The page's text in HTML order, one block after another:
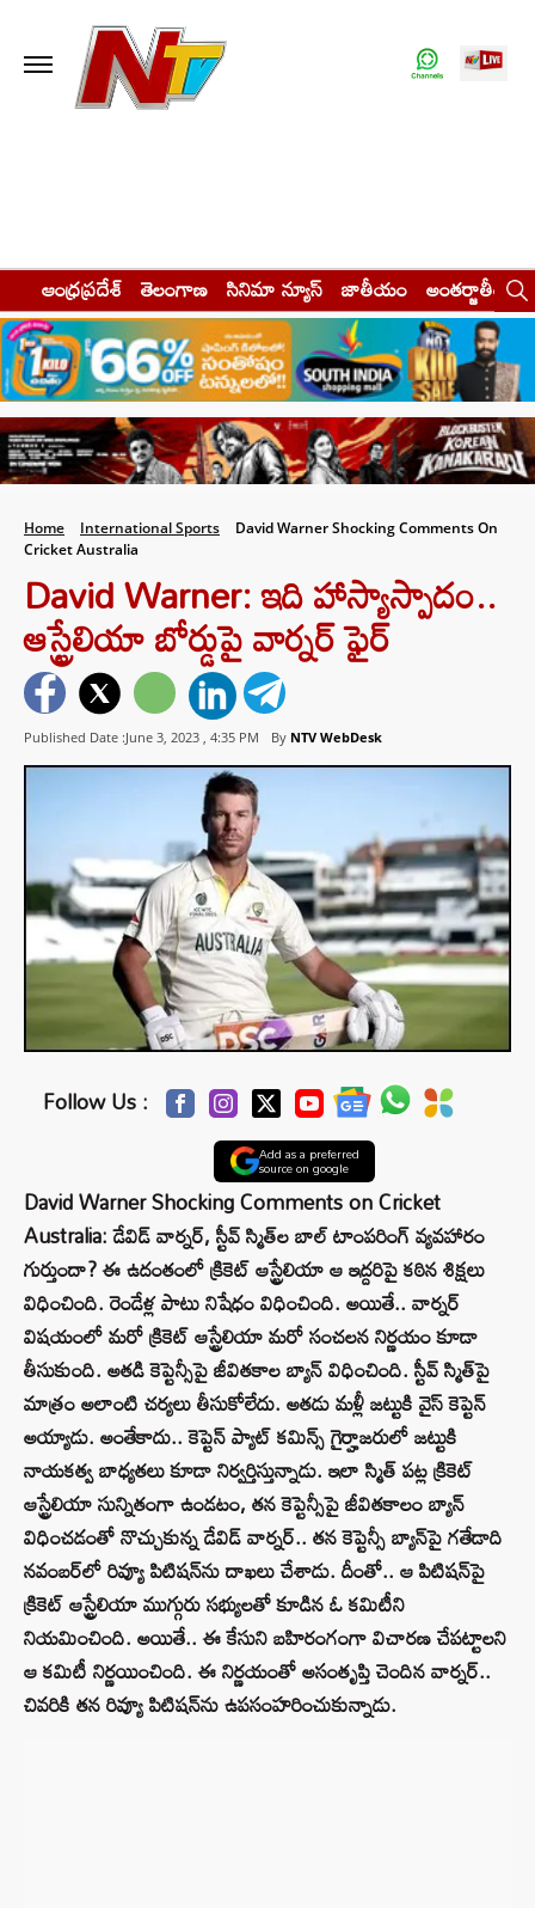
ఆంధ్రప్రదేశ్ తెలంగాణ సినిమా న్యూస్ జాతీయం అంతర్జాతీయం
Home International Sports
David Warner Shocking Comments On
Cricket Australia
David Warner: ఇది హాస్యాస్పాదం..
ఆస్ట్రేలియా బోర్డుపై వార్నర్ ఫైర్
Published Date :June 3, 2023 , 4:35 PM By NTV WebDesk
Follow Us :
Add as a preferred
source on google
David Warner Shocking Comments on Cricket
Australia: డేవిడ్ వార్నర్, స్టీవ్ స్మిత్‌ల బాల్ టాంపరింగ్ వ్యవహారం
గుర్తుందా? ఈ ఉదంతంలో క్రికెట్ ఆస్ట్రేలియా ఆ ఇద్దరిపై కఠిన శిక్షలు
విధించింది. రెండేళ్ల పాటు నిషేధం విధించింది. అయితే.. వార్నర్
విషయంలో మరో క్రికెట్ ఆస్ట్రేలియా మరో సంచలన నిర్ణయం కూడా
తీసుకుంది. అతడి కెప్టెన్సీపై జీవితకాల బ్యాన్‌ విధించింది. స్టీవ్ స్మిత్‌పై
మాత్రం అలాంటి చర్యలు తీసుకోలేదు. అతడు మళ్లీ జట్టుకి వైస్ కెప్టెన్‌
అయ్యాడు. అంతేకాదు.. కెప్టెన్ ప్యాట్ కమిన్స్ గైర్హాజరులో జట్టుకి
నాయకత్వ బాధ్యతలు కూడా నిర్వర్తిస్తున్నాడు. ఇలా స్మిత్ పట్ల క్రికెట్
ఆస్ట్రేలియా సున్నితంగా ఉండటం, తన కెప్టెన్సీపై జీవితకాలం బ్యాన్
విధించడంతో నొచ్చుకున్న డేవిడ్ వార్నర్.. తన కెప్టెన్సీ బ్యాన్‌పై గతేడాది
నవంబర్‌లో రివ్యూ పిటిషన్‌ను దాఖలు చేశాడు. దీంతో.. ఆ పిటిషన్‌పై
క్రికెట్ ఆస్ట్రేలియా ముగ్గురు సభ్యులతో కూడిన ఓ కమిటీని
నియమించింది. అయితే.. ఈ కేసుని బహిరంగంగా విచారణ చేపట్టాలని
ఆ కమిటీ నిర్ణయించింది. ఈ నిర్ణయంతో అసంతృప్తి చెందిన వార్నర్..
చివరికి తన రివ్యూ పిటిషన్‌ను ఉపసంహరించుకున్నాడు.